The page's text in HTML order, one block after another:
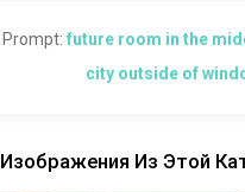
Prompt: future room in the
city outside of
Изображения Из Этой